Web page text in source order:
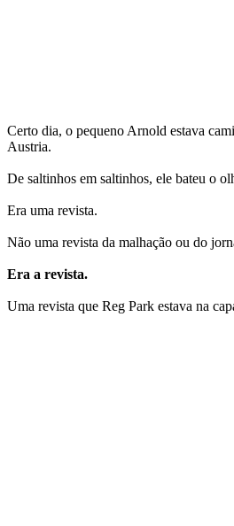
Certo dia, o pequeno Arnold estava
Austria.
De saltinhos em saltinhos, ele bateu o
Era uma revista.
Não uma revista da malhação ou do
Era a revista.
Uma revista que Reg Park estava na